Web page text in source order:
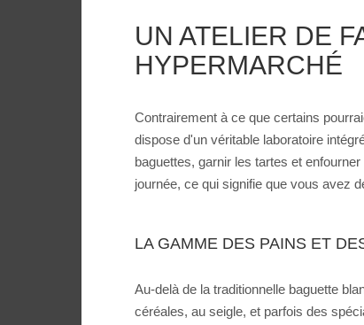
UN ATELIER DE
HYPERMARCHÉ
Contrairement à ce que certains
dispose d'un véritable laboratoire
baguettes, garnir les tartes et
journée, ce qui signifie que vous avez
LA GAMME DES PAINS ET
Au-delà de la traditionnelle baguette
céréales, au seigle, et parfois des